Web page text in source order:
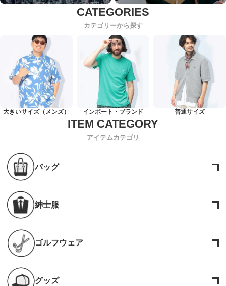
カテゴリーから探す
大きいサイズ（メンズ） インポート・ブランド 普通サイズ
アイテムカテゴリ
バッグ
紳士服
ゴルフウェア
グッズ